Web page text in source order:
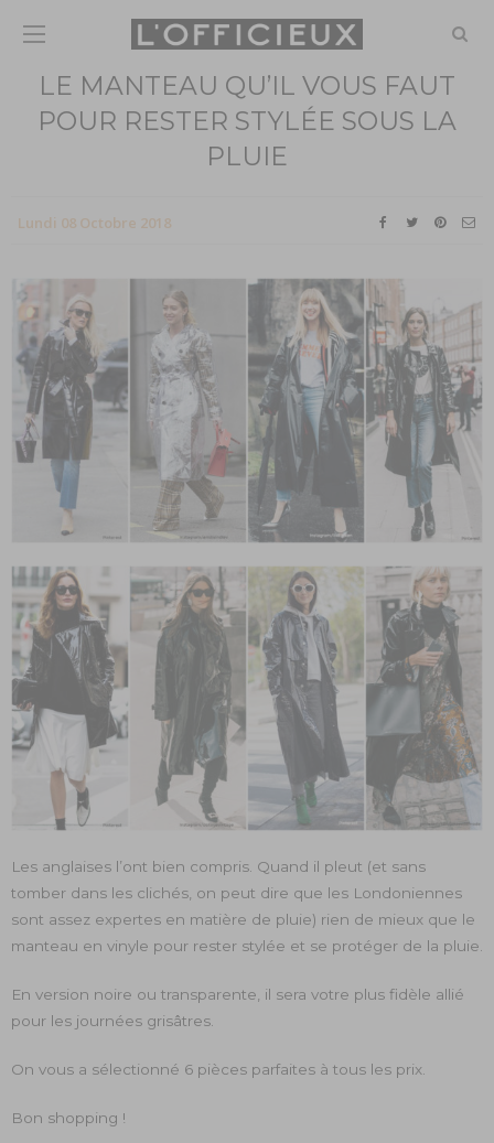
LE MANTEAU QU’IL VOUS FAUT
POUR RESTER STYLÉE SOUS LA
PLUIE
Lundi 08 Octobre 2018
Les anglaises l’ont bien compris. Quand il pleut (et sans
tomber dans les clichés, on peut dire que les Londoniennes
sont assez expertes en matière de pluie) rien de mieux que le
manteau en vinyle pour rester stylée et se protéger de la pluie.
En version noire ou transparente, il sera votre plus fidèle allié
pour les journées grisâtres.
On vous a sélectionné 6 pièces parfaites à tous les prix.
Bon shopping !